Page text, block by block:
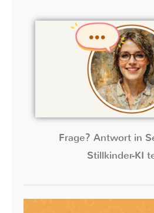
Frage? Antwort in
Stillkinder-KI